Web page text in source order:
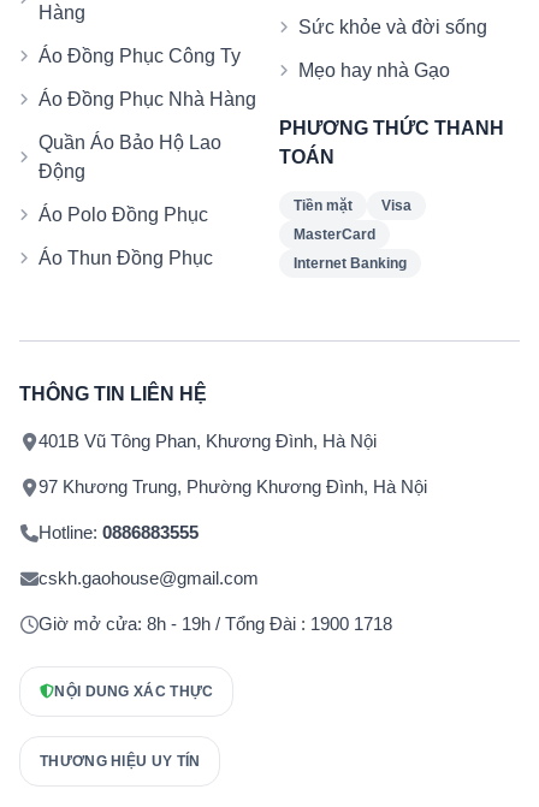
Hàng
Áo Đồng Phục Công Ty
Áo Đồng Phục Nhà Hàng
Quần Áo Bảo Hộ Lao
Động
Áo Polo Đồng Phục
Áo Thun Đồng Phục
Sức khỏe và đời sống
Mẹo hay nhà Gạo
PHƯƠNG THỨC THANH
TOÁN
Tiền mặt
Visa
MasterCard
Internet Banking
THÔNG TIN LIÊN HỆ
401B Vũ Tông Phan, Khương Đình, Hà Nội
97 Khương Trung, Phường Khương Đình, Hà Nội
Hotline: 0886883555
cskh.gaohouse@gmail.com
Giờ mở cửa: 8h - 19h / Tổng Đài : 1900 1718
NỘI DUNG XÁC THỰC
THƯƠNG HIỆU UY TÍN